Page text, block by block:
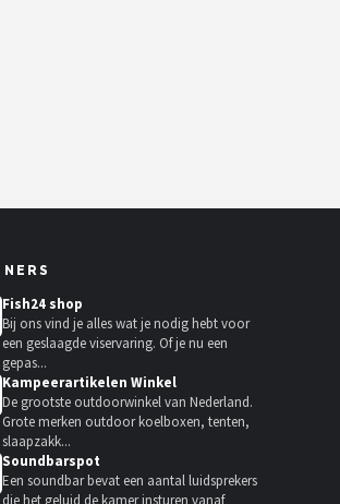
Fish24 shop
Bij ons vind je alles wat je nodig hebt voor
een geslaagde viservaring. Of je nu een
gepas...
Kampeerartikelen Winkel
De grootste outdoorwinkel van Nederland.
Grote merken outdoor koelboxen, tenten,
slaapzakk...
Soundbarspot
Een soundbar bevat een aantal luidsprekers
die het geluid de kamer insturen vanaf